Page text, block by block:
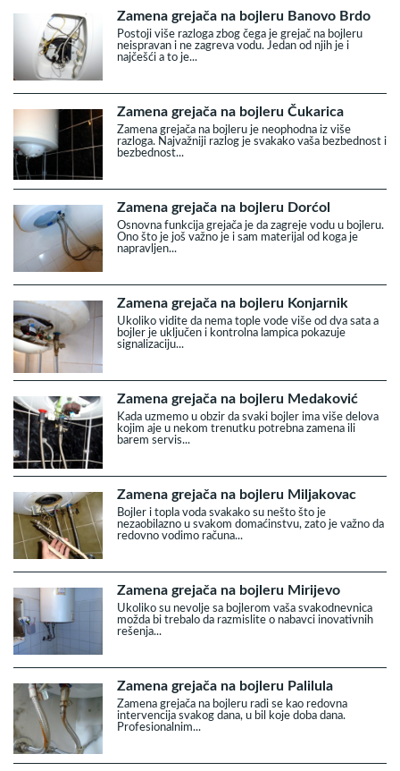
Zamena grejača na bojleru Banovo Brdo
Postoji više razloga zbog čega je grejač na bojleru
neispravan i ne zagreva vodu. Jedan od njih je i
najčešći a to je...
Zamena grejača na bojleru Čukarica
Zamena grejača na bojleru je neophodna iz više
razloga. Najvažniji razlog je svakako vaša bezbednost i
bezbednost...
Zamena grejača na bojleru Dorćol
Osnovna funkcija grejača je da zagreje vodu u bojleru.
Ono što je još važno je i sam materijal od koga je
napravljen...
Zamena grejača na bojleru Konjarnik
Ukoliko vidite da nema tople vode više od dva sata a
bojler je uključen i kontrolna lampica pokazuje
signalizaciju...
Zamena grejača na bojleru Medaković
Kada uzmemo u obzir da svaki bojler ima više delova
kojim aje u nekom trenutku potrebna zamena ili
barem servis...
Zamena grejača na bojleru Miljakovac
Bojler i topla voda svakako su nešto što je
nezaobilazno u svakom domaćinstvu, zato je važno da
redovno vodimo računa...
Zamena grejača na bojleru Mirijevo
Ukoliko su nevolje sa bojlerom vaša svakodnevnica
možda bi trebalo da razmislite o nabavci inovativnih
rešenja...
Zamena grejača na bojleru Palilula
Zamena grejača na bojleru radi se kao redovna
intervencija svakog dana, u bil koje doba dana.
Profesionalnim...